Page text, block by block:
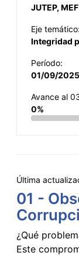
JUTEP,
Eje temático:
Integridad
Período:
01/09/
Avance al
0%
Última
01 -
¿Qué
Este